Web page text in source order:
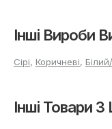
Як
ZX 500 RM
розміру?
стоп перед
Інші Вироби
Сірі, Коричневі,
Інші Товари